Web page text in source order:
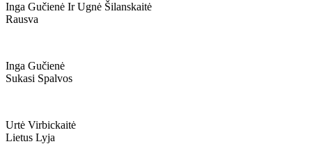
Inga Gučienė Ir Ugnė Šilanskaitė
Rausva
Inga Gučienė
Sukasi Spalvos
Urtė Virbickaitė
Lietus Lyja